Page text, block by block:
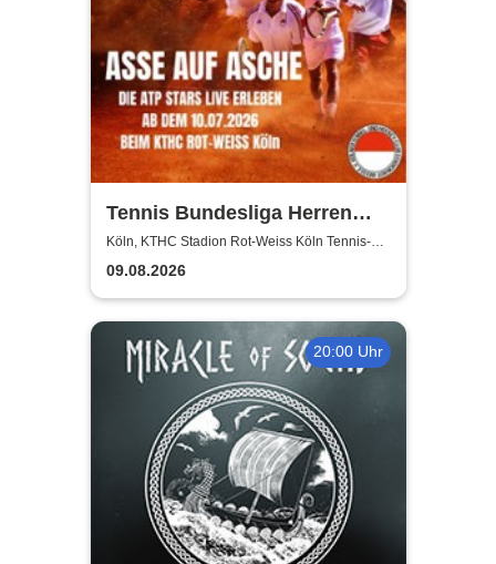
Tennis Bundesliga Herren
2026 – Heimspiele beim KTHC
Stadion Rot-Weiss
Köln, KTHC Stadion Rot-Weiss Köln Tennis-
und Hockeyclub
09.08.2026
20:00 Uhr